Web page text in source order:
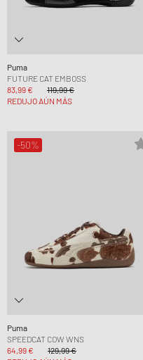
Puma
FUTURE CAT EMBOSS
83,99 €
119,99 €
REDUJO AÚN MÁS
-50%
Puma
SPEEDCAT COW WNS
64,99 €
129,99 €